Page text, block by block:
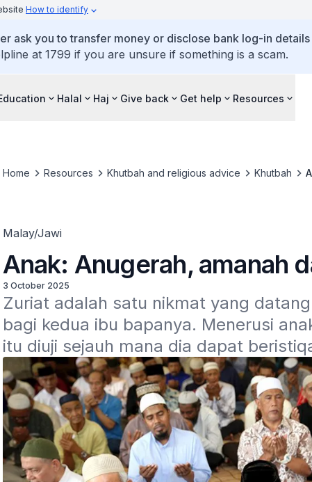
How to identify
ask you to transfer money or disclose bank log-in
at 1799 if you are unsure if something is a scam.
Halal Haj Give back Get help Resources
Home Resources Khutbah and religious advice Khutbah
Malay/Jawi
Anak: Anugerah, amanah
3 October 2025
Zuriat adalah satu nikmat yang
bagi kedua ibu bapanya. Menerusi